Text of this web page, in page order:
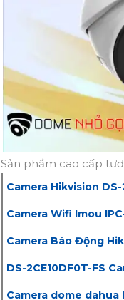
Sản phẩm cao cấp
Camera Hikvision DS-
Camera Wifi Imou
Camera Báo Động
DS-2CE10DF0T-FS
Camera dome dahua